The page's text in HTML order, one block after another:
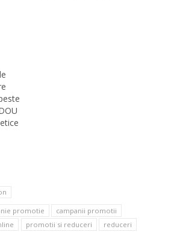
promotie
campanii promotii
promotii si reduceri
reduceri